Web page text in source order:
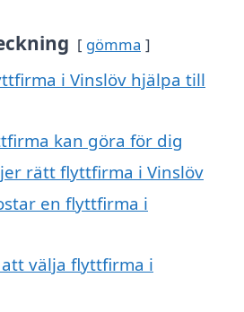
gömma
i Vinslöv hjälpa till
kan göra för dig
rätt flyttfirma i Vinslöv
en flyttfirma i
välja flyttfirma i